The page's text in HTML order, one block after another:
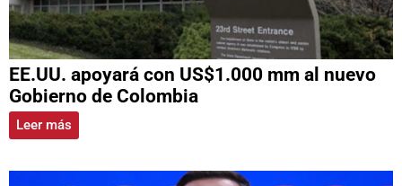
EE.UU. apoyará con US$1.000 mm al nuevo
Gobierno de Colombia
Leer más